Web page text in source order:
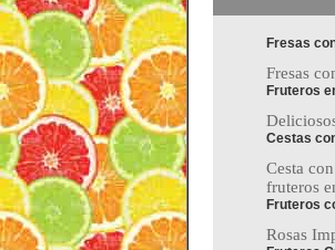
Fresas
Fresas
Fruteros
Cestas
Cesta
fruteros
Fruteros
Rosas